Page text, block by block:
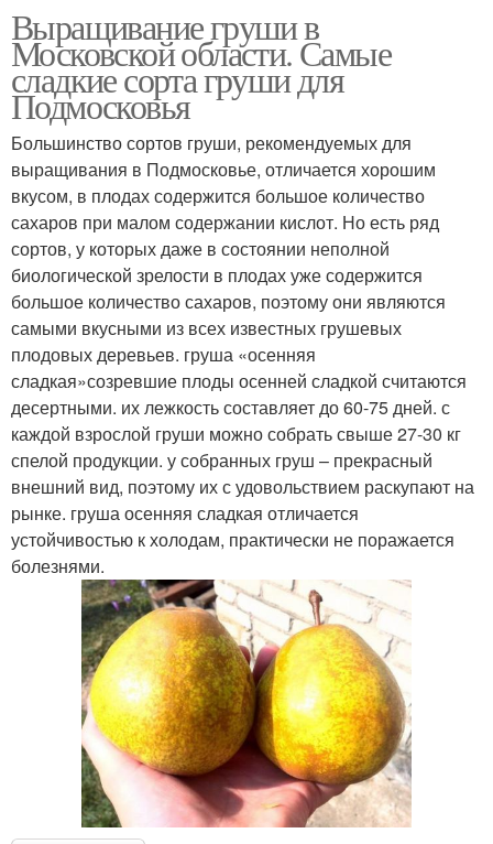
Выращивание груши в
Московской области. Самые
сладкие сорта груши для
Подмосковья
Большинство сортов груши, рекомендуемых для
выращивания в Подмосковье, отличается хорошим
вкусом, в плодах содержится большое количество
сахаров при малом содержании кислот. Но есть ряд
сортов, у которых даже в состоянии неполной
биологической зрелости в плодах уже содержится
большое количество сахаров, поэтому они являются
самыми вкусными из всех известных грушевых
плодовых деревьев. груша «осенняя
сладкая»созревшие плоды осенней сладкой считаются
десертными. их лежкость составляет до 60-75 дней. с
каждой взрослой груши можно собрать свыше 27-30 кг
спелой продукции. у собранных груш – прекрасный
внешний вид, поэтому их с удовольствием раскупают на
рынке. груша осенняя сладкая отличается
устойчивостью к холодам, практически не поражается
болезнями.